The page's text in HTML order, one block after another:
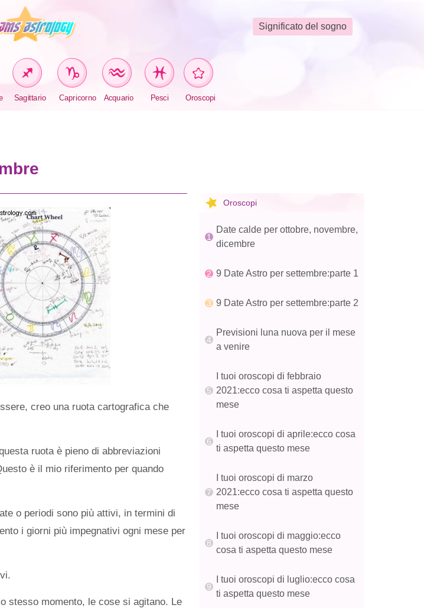
Significato del sogno
Sagittario Capricorno Acquario Pesci Oroscopi
creo una ruota cartografica che
ruota è pieno di abbreviazioni
è il mio riferimento per quando
o periodi sono più attivi, in termini di
i giorni più impegnativi ogni mese per
stesso momento, le cose si agitano. Le
Oroscopi
Date calde per ottobre, novembre,
dicembre
9 Date Astro per settembre:parte 1
9 Date Astro per settembre:parte 2
Previsioni luna nuova per il mese
a venire
I tuoi oroscopi di febbraio
2021:ecco cosa ti aspetta questo
mese
I tuoi oroscopi di aprile:ecco cosa
ti aspetta questo mese
I tuoi oroscopi di marzo
2021:ecco cosa ti aspetta questo
mese
I tuoi oroscopi di maggio:ecco
cosa ti aspetta questo mese
I tuoi oroscopi di luglio:ecco cosa
ti aspetta questo mese